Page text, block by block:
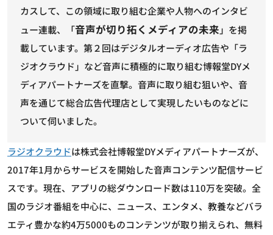
カスして、この領域に取り組む企業や人物へのインタビ
ュー連載、「音声が切り拓くメディアの未来 」を掲
載しています。第２回はデジタルオーディオ広告や「ラ
ジオクラウド」など音声に積極的に取り組む博報堂DYメ
ディアパートナーズを直撃。音声に取り組む狙いや、音
声を通じて総合広告代理店として実現したいものなどに
ついて伺いました。
ラジオクラウドは株式会社博報堂DYメディアパートナーズが、
2017年1月からサービスを開始した音声コンテンツ配信サービ
スです。現在、アプリの総ダウンロード数は110万を突破。全
国のラジオ番組を中心に、ニュース、エンタメ、教養などバラ
エティ豊かな約4万5000ものコンテンツが取り揃えられ、無料